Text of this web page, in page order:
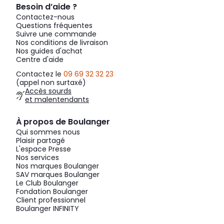
Besoin d’aide ?
Contactez-nous
Questions fréquentes
Suivre une commande
Nos conditions de livraison
Nos guides d'achat
Centre d'aide
Contactez le 09 69 32 32 23
(appel non surtaxé)
Accès sourds
et malentendants
À propos de Boulanger
Qui sommes nous
Plaisir partagé
L'espace Presse
Nos services
Nos marques Boulanger
SAV marques Boulanger
Le Club Boulanger
Fondation Boulanger
Client professionnel
Boulanger INFINITY